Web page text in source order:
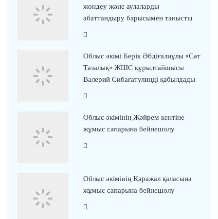
жөндеу және аулаларды
абаттандыру барысымен танысты
Облыс әкімі Берік Әбдіғалиұлы «Сәт
Тазалық» ЖШС құрылтайшысы
Валерий Сибагатулинді қабылдады
Облыс әкімінің Жәйрем кентіне
жұмыс сапарына бейнешолу
Облыс әкімінің Қаражал қаласына
жұмыс сапарына бейнешолу